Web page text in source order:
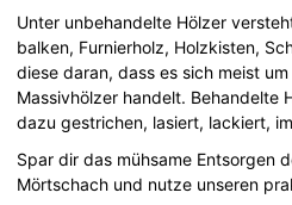
Unter unbehandelte Hölzer
balken, Furnierholz, Holzkisten,
diese daran, dass es sich meist
Massivhölzer handelt. Behandelte
dazu gestrichen, lasiert, lackiert,
Spar dir das mühsame Entsorgen
Mörtschach und nutze unseren